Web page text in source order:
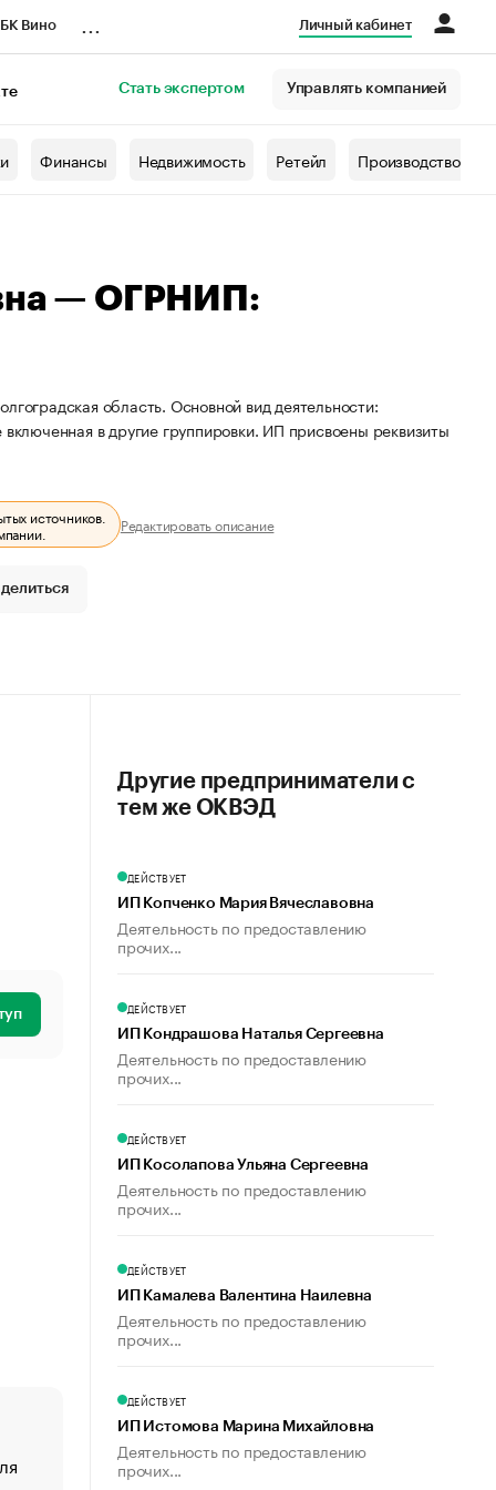
Вино Личный кабинет
Стать экспертом Управлять компанией
Финансы Недвижимость Ретейл Производство
— ОГРНИП:
область. Основной вид деятельности:
в другие группировки. ИП присвоены реквизиты
источников. Редактировать описание
«От спорта тело стареет иначе». Как живет глава
Другие предприниматели с
тем же ОКВЭД
ДЕЙСТВУЕТ
ИП Копченко Мария Вячеславовна
Деятельность по предоставлению
прочих...
ДЕЙСТВУЕТ
ИП Кондрашова Наталья Сергеевна
Деятельность по предоставлению
прочих...
ДЕЙСТВУЕТ
ИП Косолапова Ульяна Сергеевна
Деятельность по предоставлению
прочих...
ДЕЙСТВУЕТ
ИП Камалева Валентина Наилевна
Деятельность по предоставлению
прочих...
ДЕЙСТВУЕТ
ИП Истомова Марина Михайловна
Деятельность по предоставлению
прочих...